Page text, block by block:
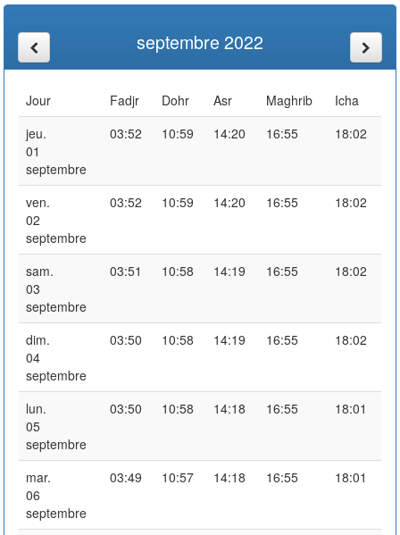
septembre 2022
Jour Fadjr Dohr Asr Maghrib
Icha
jeu.
01
septembre
03:52 10:59 14:20 16:55 18:02
ven.
02
septembre
03:52 10:59 14:20 16:55 18:02
sam.
03
septembre
03:51 10:58 14:19 16:55 18:02
dim.
04
septembre
03:50 10:58 14:19 16:55 18:02
lun.
05
septembre
03:50 10:58 14:18 16:55 18:01
mar.
06
septembre
03:49 10:57 14:18 16:55 18:01